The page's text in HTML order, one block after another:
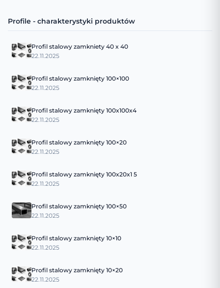
Profile - charakterystyki produktów
Profil stalowy zamkniety 40 x 40
22.11.2025
Profil stalowy zamknięty 100×100
22.11.2025
Profil stalowy zamknięty 100x100x4
22.11.2025
Profil stalowy zamknięty 100×20
22.11.2025
Profil stalowy zamknięty 100x20x1 5
22.11.2025
Profil stalowy zamknięty 100×50
22.11.2025
Profil stalowy zamknięty 10×10
22.11.2025
Profil stalowy zamknięty 10×20
22.11.2025